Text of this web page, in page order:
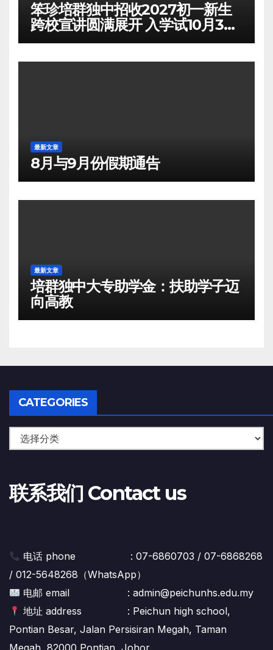
笨珍培群独中招收2027初一新生
跨校宣讲圆满展开 入学试10月3日
举行
最新文章
8月与9月份假期通告
最新文章
培群独中大专助学金：扶助学子迈
向高教
CATEGORIES
Categories
联系我们 Contact us
电话 phone : 07-6860703 / 07-6868268
/ 012-5648268（WhatsApp）
电邮 email : admin@peichunhs.edu.my
地址 address : Peichun high school,
Pontian Besar, Jalan Persisiran Megah, Taman
Megah, 82000 Pontian, Johor.